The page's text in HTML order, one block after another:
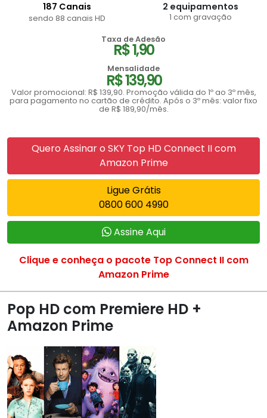
187 Canais
sendo 88 canais HD
2 equipamentos
1 com gravação
Taxa de Adesão
R$ 1,90
Mensalidade
R$ 139,90
Valor promocional: R$ 139,90. Promoção válida do 1º ao 3º mês,
para pagamento no cartão de crédito. Após o 3º mês: valor fixo
de R$ 189,90/mês.
Quero Assinar o SKY Top HD Connect II com
Amazon Prime
Ligue Grátis
0800 600 4990
Assine Aqui
Clique e conheça o pacote Top Connect II com
Amazon Prime
Pop HD com Premiere HD +
Amazon Prime